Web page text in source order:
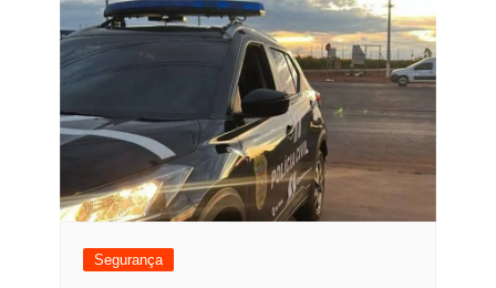
Segurança